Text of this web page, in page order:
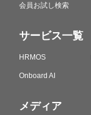
会員お試し検索
サービス一覧
HRMOS
Onboard AI
メディア